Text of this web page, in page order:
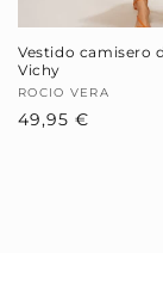
Vestido camisero
Vichy
Proveedor:
ROCIO VERA
Precio
49,95 €